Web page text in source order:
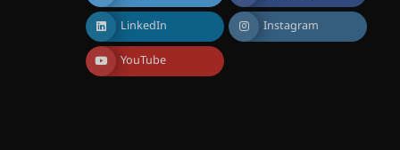
തിരനോട്ടം ‘അരങ്ങ് 2026’
ഉണർന്നു
August 8, 2026
ഐ.ടി.യു. ബാങ്കിലെ
LinkedIn Instagram
YouTube